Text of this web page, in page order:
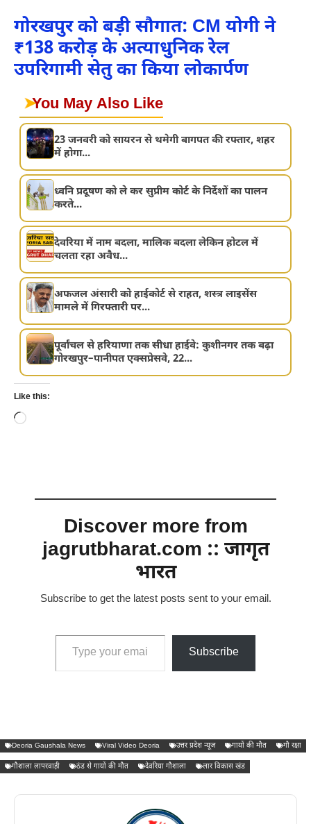
गोरखपुर को बड़ी सौगात: CM योगी ने
₹138 करोड़ के अत्याधुनिक रेल
उपरिगामी सेतु का किया लोकार्पण
➤You May Also Like
23 जनवरी को सायरन से थमेगी बागपत की रफ्तार, शहर
में होगा...
ध्वनि प्रदूषण को ले कर सुप्रीम कोर्ट के निर्देशों का पालन
करते...
देवरिया में नाम बदला, मालिक बदला लेकिन होटल में
चलता रहा अवैध...
अफजल अंसारी को हाईकोर्ट से राहत, शस्त्र लाइसेंस
मामले में गिरफ्तारी पर...
पूर्वांचल से हरियाणा तक सीधा हाईवे: कुशीनगर तक बढ़ा
गोरखपुर–पानीपत एक्सप्रेसवे, 22...
Like this:
Loading…
Discover more from
jagrutbharat.com :: जागृत
भारत
Subscribe to get the latest posts sent to your email.
Type your email…
Subscribe
Deoria Gaushala News Viral Video Deoria उत्तर प्रदेश न्यूज गायों की मौत गौ रक्षा
गौशाला लापरवाही ठंड से गायों की मौत देवरिया गौशाला लार विकास खंड